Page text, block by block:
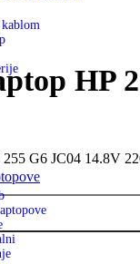
HP
255 G6 JC04 14.8V